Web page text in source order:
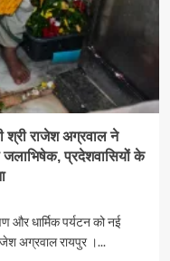
श्री राजेश अग्रवाल ने
जलाभिषेक, प्रदेशवासियों के
और धार्मिक पर्यटन को नई
अग्रवाल रायपुर ।...